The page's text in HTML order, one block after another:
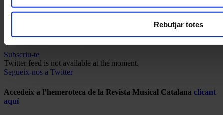
Rebutjar totes
Subscriu-te
Twitter feed is not available at the moment.
Segueix-nos a Twitter
Accedeix a l’hemeroteca de la Revista Musical Catalana clicant
aquí